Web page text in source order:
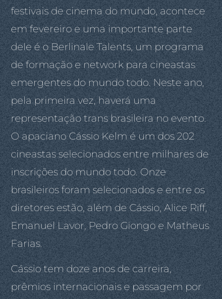
festivais de cinema do mundo, acontece
em fevereiro e uma importante parte
dele é o Berlinale Talents, um programa
de formação e network para cineastas
emergentes do mundo todo. Neste ano,
pela primeira vez, haverá uma
representação trans brasileira no evento.
O apaciano Cássio Kelm é um dos 202
cineastas selecionados entre milhares de
inscrições do mundo todo. Onze
brasileiros foram selecionados e entre os
diretores estão, além de Cássio, Alice Riff,
Emanuel Lavor, Pedro Giongo e Matheus
Farias.
Cássio tem doze anos de carreira,
prêmios internacionais e passagem por